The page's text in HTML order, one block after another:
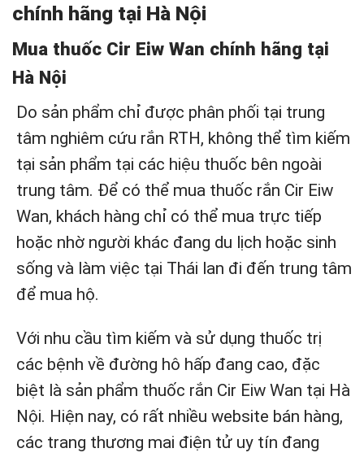
chính hãng tại Hà Nội
Mua thuốc Cir Eiw Wan chính hãng tại
Hà Nội
Do sản phẩm chỉ được phân phối tại trung
tâm nghiêm cứu rắn RTH, không thể tìm kiếm
tại sản phẩm tại các hiệu thuốc bên ngoài
trung tâm. Để có thể mua thuốc rắn Cir Eiw
Wan, khách hàng chỉ có thể mua trực tiếp
hoặc nhờ người khác đang du lịch hoặc sinh
sống và làm việc tại Thái lan đi đến trung tâm
để mua hộ.
Với nhu cầu tìm kiếm và sử dụng thuốc trị
các bệnh về đường hô hấp đang cao, đặc
biệt là sản phẩm thuốc rắn Cir Eiw Wan tại Hà
Nội. Hiện nay, có rất nhiều website bán hàng,
các trang thương mai điện tử uy tín đang